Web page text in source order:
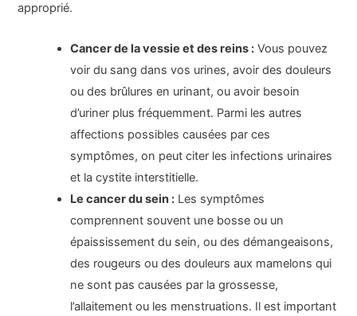
approprié.
Cancer de la vessie et des reins : Vous pouvez
voir du sang dans vos urines, avoir des douleurs
ou des brûlures en urinant, ou avoir besoin
d’uriner plus fréquemment. Parmi les autres
affections possibles causées par ces
symptômes, on peut citer les infections urinaires
et la cystite interstitielle.
Le cancer du sein : Les symptômes
comprennent souvent une bosse ou un
épaississement du sein, ou des démangeaisons,
des rougeurs ou des douleurs aux mamelons qui
ne sont pas causées par la grossesse,
l’allaitement ou les menstruations. Il est important